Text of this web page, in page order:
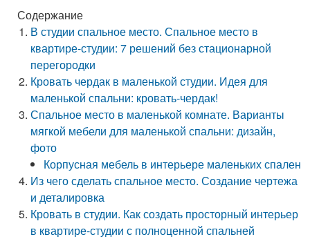
Содержание
В студии спальное место. Спальное место в
квартире-студии: 7 решений без стационарной
перегородки
Кровать чердак в маленькой студии. Идея для
маленькой спальни: кровать-чердак!
Спальное место в маленькой комнате. Варианты
мягкой мебели для маленькой спальни: дизайн,
фото
Корпусная мебель в интерьере маленьких спален
Из чего сделать спальное место. Создание чертежа
и деталировка
Кровать в студии. Как создать просторный интерьер
в квартире-студии с полноценной спальней